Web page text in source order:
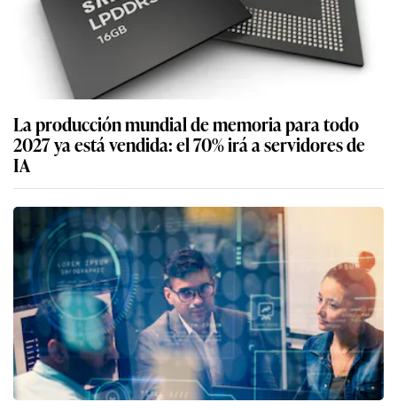
La producción mundial de memoria para todo
2027 ya está vendida: el 70% irá a servidores de
IA